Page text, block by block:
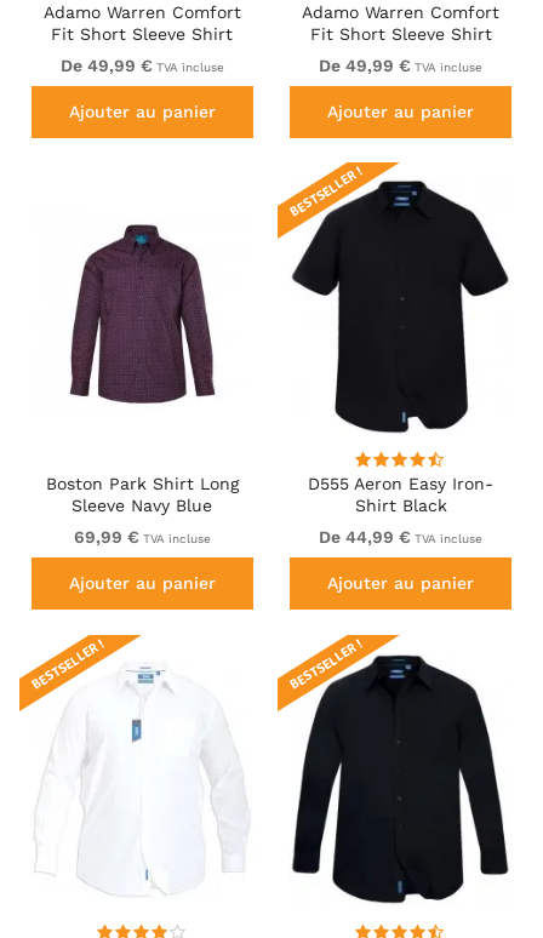
Adamo Warren Comfort
Fit Short Sleeve Shirt
Medium Blue
De 49,99 € TVA incluse
Ajouter au panier
Adamo Warren Comfort
Fit Short Sleeve Shirt
White
De 49,99 € TVA incluse
Ajouter au panier
Boston Park Shirt Long
Sleeve Navy Blue
69,99 € TVA incluse
Ajouter au panier
D555 Aeron Easy Iron-
Shirt Black
BESTSELLER !
De 44,99 € TVA incluse
Ajouter au panier
BESTSELLER ! BESTSELLER !